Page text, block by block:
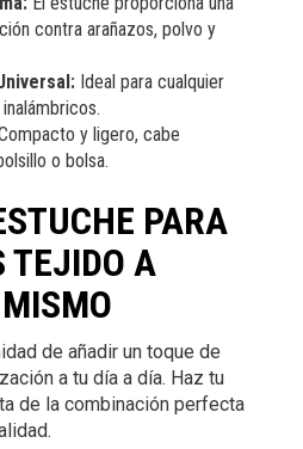
contra arañazos, polvo y
Ideal para cualquier
y ligero, cabe
o bolsa.
PARA
TEJIDO A
de añadir un toque de
a tu día a día. Haz tu
de la combinación perfecta